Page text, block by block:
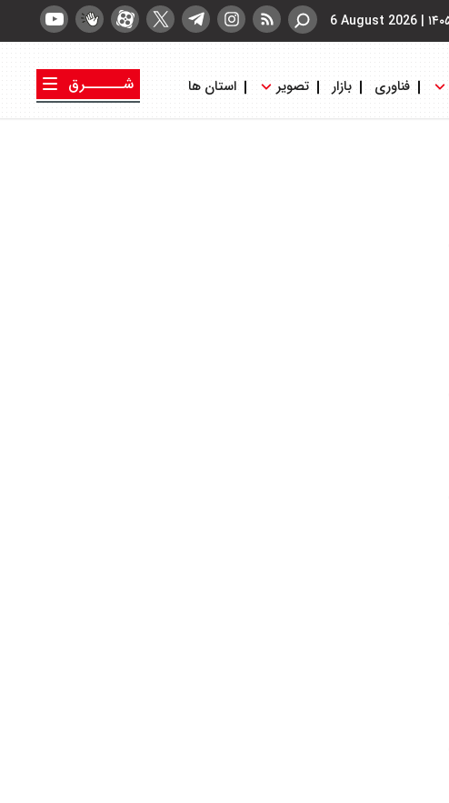
|
6 August 2026
فناوری بازار تصویر استان ها
شــــــرق